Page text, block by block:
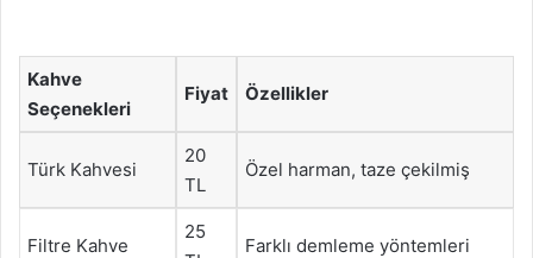
Kahve
Seçenekleri
Fiyat Özellikler
Türk Kahvesi
20
TL
Özel harman, taze çekilmiş
Filtre Kahve
25
Farklı demleme yöntemleri